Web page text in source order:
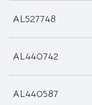
AL527748
AL440742
AL440587